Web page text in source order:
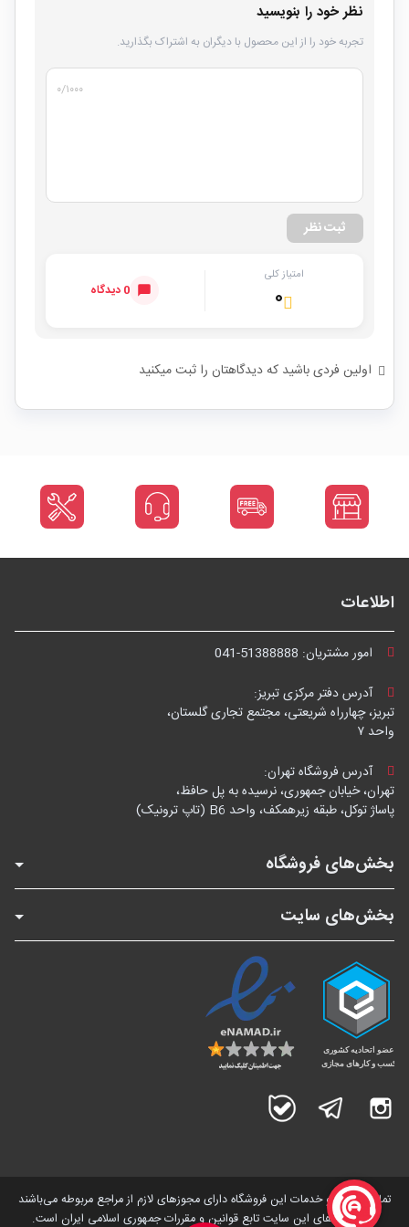
نظر خود را بنویسید
تجربه خود را از این محصول با دیگران به اشتراک بگذارید.
۰/۱۰۰۰
ثبت نظر
امتیاز کلی
۰ 0 دیدگاه
اولین فردی باشید که دیدگاهتان را ثبت میکنید
اطلاعات
امور مشتریان: 041-51388888
آدرس دفتر مرکزی تبریز:
تبریز، چهارراه شریعتی، مجتمع تجاری گلستان،
واحد ۷
آدرس فروشگاه تهران:
تهران، خیابان جمهوری، نرسیده به پل حافظ،
پاساژ توکل، طبقه زیرهمکف، واحد B6 (تاپ ترونیک)
بخش‌های فروشگاه
بخش‌های سایت
اینستاگرام تلگرام
تمامی کالاها و خدمات این فروشگاه دارای مجوز‌های لازم از مراجع مربوطه می‌باشند
و فعالیت های این سایت تابع قوانین و مقررات جمهوری اسلامی ایران است.